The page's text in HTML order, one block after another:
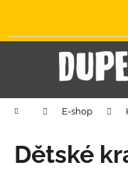
Domů E-shop
Dětské
š
Zpět
obchodu
Zpět
obchodu